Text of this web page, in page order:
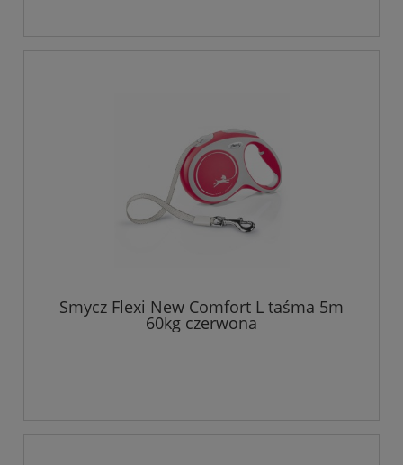
Smycz Flexi New Comfort L taśma 5m
60kg czerwona